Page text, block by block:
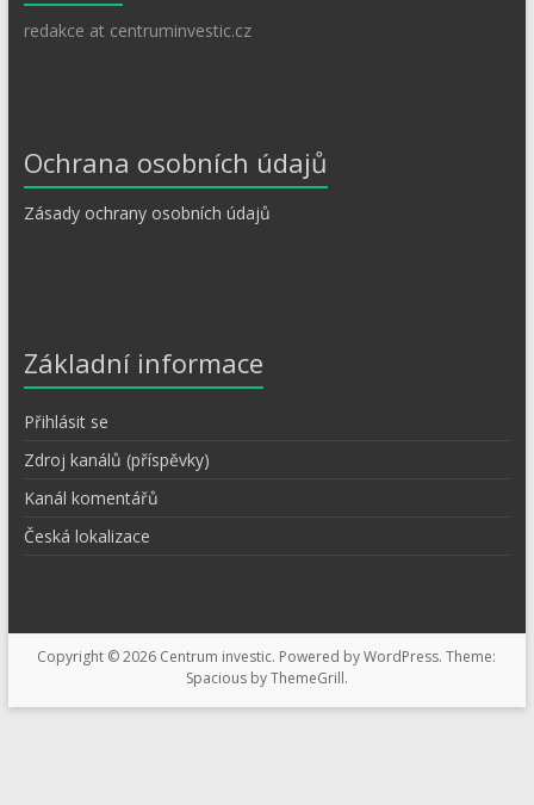
redakce at centruminvestic.cz
Ochrana osobních údajů
Zásady ochrany osobních údajů
Základní informace
Přihlásit se
Zdroj kanálů (příspěvky)
Kanál komentářů
Česká lokalizace
Copyright © 2026 Centrum investic. Powered byWordPress. Theme:
Spacious byThemeGrill.